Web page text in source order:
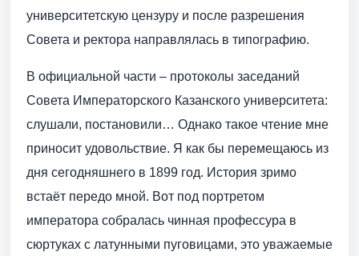
университетскую цензуру и после разрешения
Совета и ректора направлялась в типографию.
В официальной части – протоколы заседаний
Совета Императорского Казанского университета:
слушали, постановили… Однако такое чтение мне
приносит удовольствие. Я как бы перемещаюсь из
дня сегодняшнего в 1899 год. История зримо
встаёт передо мной. Вот под портретом
императора собралась чинная профессура в
сюртуках с латунными пуговицами, это уважаемые